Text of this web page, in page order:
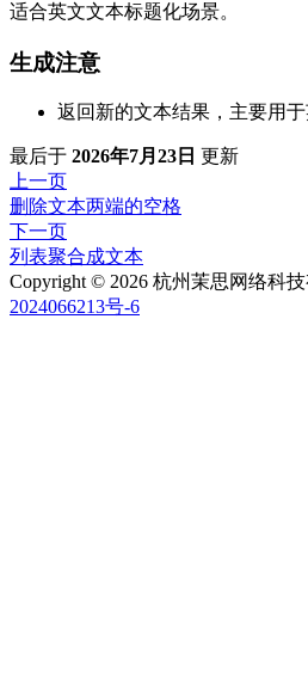
适合英文文本标题化场景。
生成注意
返回新的文本结果，主要用于
最后于 2026年7月23日 更新
上一页
删除文本两端的空格
下一页
列表聚合成文本
Copyright © 2026 杭州茉思网络科
2024066213号-6